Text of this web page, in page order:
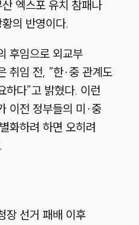
엑스포 유치 참패나
의 반영이다.
후임으로 외교부
취임 전, “한·중 관계도
하다”고 밝혔다. 이런
이전 정부들의 미·중
화하려 하면 오히려
장 선거 패배 이후